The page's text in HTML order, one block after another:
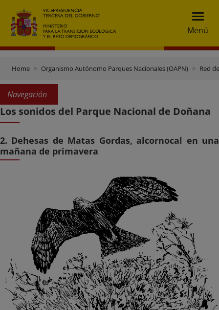
Menú
Home Organismo Autónomo Parques Nacionales (OAPN) Red
Navegación
Los sonidos del Parque Nacional de Doñana
2. Dehesas de Matas Gordas, alcornocal en una
mañana de primavera